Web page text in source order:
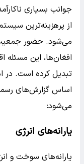
جوانب بسیاری
از پرهزینه‌ترین
می‌شود. حضور جمعیت
افغان‌ها، این
تبدیل کرده است. در
اساس گزارش‌های
می‌شود:
یارانه‌های انرژی
یارانه‌های سوخت و